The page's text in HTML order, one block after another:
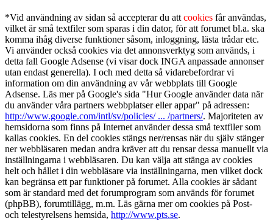
*Vid användning av sidan så accepterar du att cookies får användas,
vilket är små textfiler som sparas i din dator, för att forumet bl.a. ska
komma ihåg diverse funktioner såsom, inloggning, lästa trådar etc.
Vi använder också cookies via det annonsverktyg som används, i
detta fall Google Adsense (vi visar dock INGA anpassade annonser
utan endast generella). I och med detta så vidarebefordrar vi
information om din användning av vår webbplats till Google
Adsense. Läs mer på Google's sida "Hur Google använder data när
du använder våra partners webbplatser eller appar" på adressen:
http://www.google.com/intl/sv/policies/ ... /partners/. Majoriteten av
hemsidorna som finns på Internet använder dessa små textfiler som
kallas cookies. En del cookies stängs ner/rensas när du själv stänger
ner webbläsaren medan andra kräver att du rensar dessa manuellt via
inställningarna i webbläsaren. Du kan välja att stänga av cookies
helt och hållet i din webbläsare via inställningarna, men vilket dock
kan begränsa ett par funktioner på forumet. Alla cookies är sådant
som är standard med det forumprogram som används för forumet
(phpBB), forumtillägg, m.m. Läs gärna mer om cookies på Post-
och telestyrelsens hemsida, http://www.pts.se.